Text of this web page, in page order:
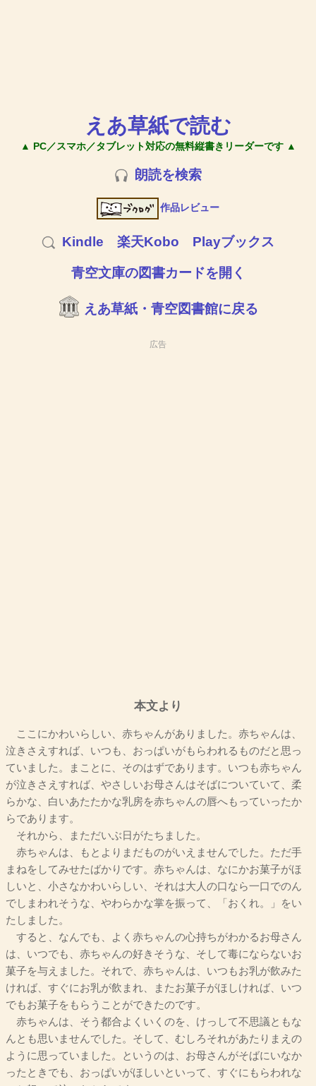
えあ草紙で読む
▲ PC／スマホ／タブレット対応の無料縦書きリーダーです ▲
朗読を検索
作品レビュー
Kindle 楽天Kobo Playブックス
青空文庫の図書カードを開く
えあ草紙・青空図書館に戻る
広告
本文より
ここにかわいらしい、赤ちゃんがありました。赤ちゃんは、
泣きさえすれば、いつも、おっぱいがもらわれるものだと思っ
ていました。まことに、そのはずであります。いつも赤ちゃん
が泣きさえすれば、やさしいお母さんはそばについていて、柔
らかな、白いあたたかな乳房を赤ちゃんの唇へもっていったか
らであります。
それから、まただいぶ日がたちました。
赤ちゃんは、もとよりまだものがいえませんでした。ただ手
まねをしてみせたばかりです。赤ちゃんは、なにかお菓子がほ
しいと、小さなかわいらしい、それは大人の口なら一口でのん
でしまわれそうな、やわらかな掌を振って、「おくれ。」をい
たしました。
すると、なんでも、よく赤ちゃんの心持ちがわかるお母さん
は、いつでも、赤ちゃんの好きそうな、そして毒にならないお
菓子を与えました。それで、赤ちゃんは、いつもお乳が飲みた
ければ、すぐにお乳が飲まれ、またお菓子がほしければ、いつ
でもお菓子をもらうことができたのです。
赤ちゃんは、そう都合よくいくのを、けっして不思議ともな
んとも思いませんでした。そして、むしろそれがあたりまえの
ように思っていました。というのは、お母さんがそばにいなか
ったときでも、おっぱいがほしいといって、すぐにもらわれな